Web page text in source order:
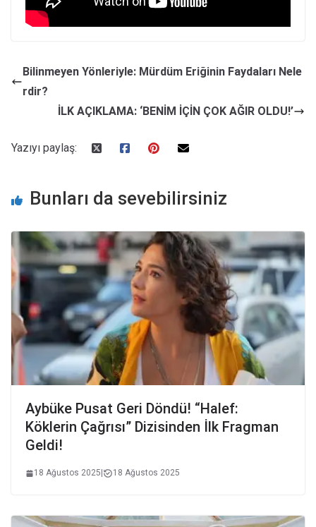
Bilinmeyen Yönleriyle: Mürdüm Eriğinin Faydaları Nele
rdir?
İLK AÇIKLAMA: ‘BENİM İÇİN ÇOK AĞIR OLDU!’
Yazıyı paylaş:
Bunları da sevebilirsiniz
Aybüke Pusat Geri Döndü! “Halef:
Köklerin Çağrısı” Dizisinden İlk Fragman
Geldi!
18 Ağustos 2025 18 Ağustos 2025